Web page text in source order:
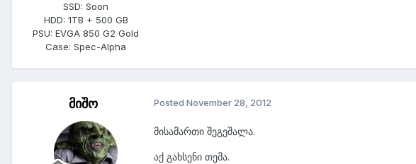
SSD: Soon
HDD: 1TB + 500 GB
PSU: EVGA 850 G2 Gold
Case: Spec-Alpha
მიშო Posted November 28, 2012
მისამართი შეგეშალა.
აქ გახსენი თემა.